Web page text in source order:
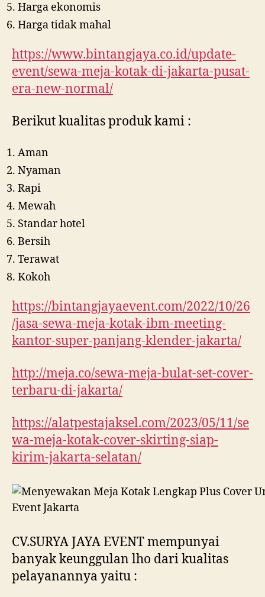
Harga ekonomis
Harga tidak mahal
https://www.bintangjaya.co.id/update-
event/sewa-meja-kotak-di-jakarta-pusat-
era-new-normal/
Berikut kualitas produk kami :
Aman
Nyaman
Rapi
Mewah
Standar hotel
Bersih
Terawat
Kokoh
https://bintangjayaevent.com/2022/10/26
/jasa-sewa-meja-kotak-ibm-meeting-
kantor-super-panjang-klender-jakarta/
http://meja.co/sewa-meja-bulat-set-cover-
terbaru-di-jakarta/
https://alatpestajaksel.com/2023/05/11/se
wa-meja-kotak-cover-skirting-siap-
kirim-jakarta-selatan/
CV.SURYA JAYA EVENT mempunyai
banyak keunggulan lho dari kualitas
pelayanannya yaitu :